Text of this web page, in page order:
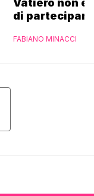
Vatiero non
di
FABIANO MINACCI